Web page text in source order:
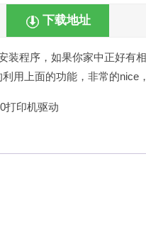
下载地址
装程序，如果你家中正好有
用上面的功能，非常的nice